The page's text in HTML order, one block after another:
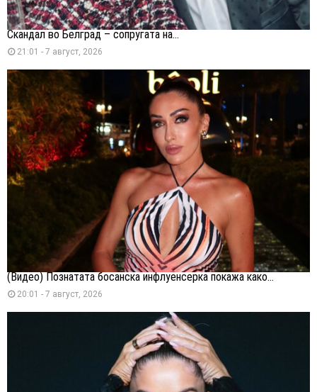
Скандал во Белград – сопругата на...
21:01 - 7 август, 2026
(Видео) Познатата босанска инфлуенсерка покажа како...
20:01 - 7 август, 2026